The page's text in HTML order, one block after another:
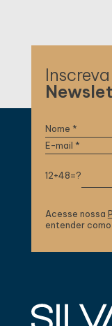
12+48=?
Acesse nossa
entender